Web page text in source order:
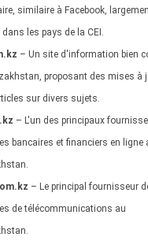
similaire à Facebook,
les pays de la CEI.
– Un site d'information bien
proposant des mises à
sur divers sujets.
– L'un des principaux
bancaires et financiers en ligne
– Le principal fournisseur
de télécommunications au